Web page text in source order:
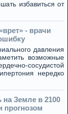
избавиться от
- врачи
давления
возможные
сосудистой
нередко
на Земле в 2100
прогнозом